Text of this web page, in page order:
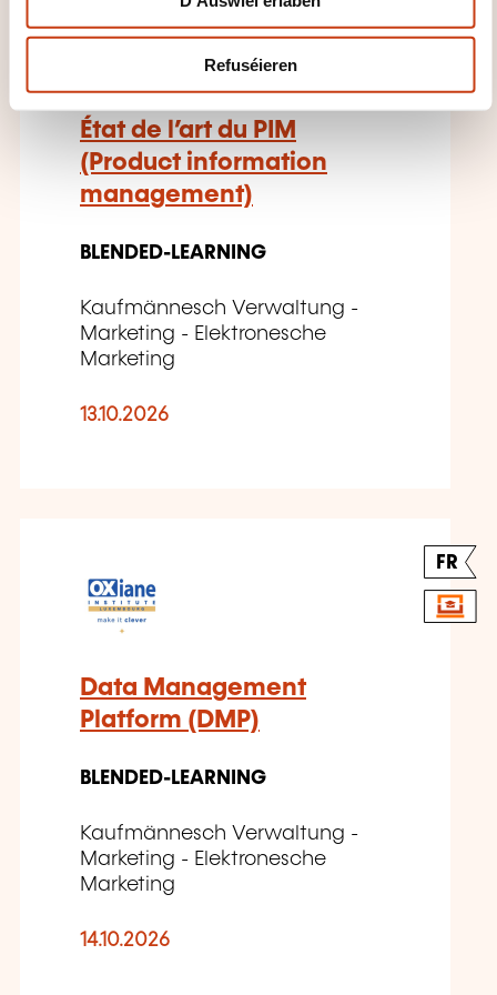
Refuséieren
État de l’art du PIM
(Product information
management)
BLENDED-LEARNING
Kaufmännesch Verwaltung -
Marketing - Elektronesche
Marketing
13.10.2026
FR
Data Management
Platform (DMP)
BLENDED-LEARNING
Kaufmännesch Verwaltung -
Marketing - Elektronesche
Marketing
14.10.2026